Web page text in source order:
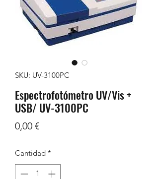
SKU: UV-3100PC
Espectrofotómetro UV/Vis +
USB/ UV-3100PC
0,00 €Precio
Cantidad *